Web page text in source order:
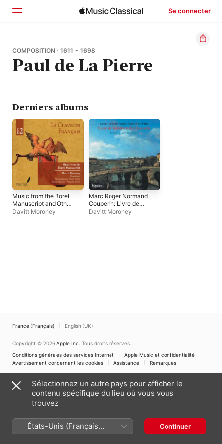
Se connecter
Accueil
Parcourir
COMPOSITION · 1611 - 1698
Paul de La Pierre
Derniers albums
Music from the Borel
Manuscript and Other
Sources, Vol. 2
Davitt Moroney
Marc Roger Normand
Couperin: Livre de
Tablature de
Davitt Moroney
France (Français) English (UK)
Copyright © 2026 Apple Inc. Tous droits réservés.
Conditions générales des services Internet
Apple Music et confidentialité
Avertissement concernant les cookies
Assistance Remarques
Sélectionnez un autre pays pour afficher le
contenu spécifique du lieu où vous vous
trouvez
États-Unis (Français
France)
Continuer